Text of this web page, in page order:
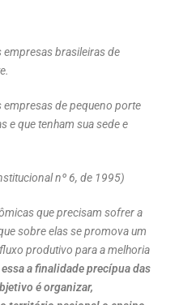
brasileiras de
de pequeno porte
e que tenham sua sede e
nº 6, de 1995)
que precisam sofrer a
sobre elas se promova um
produtivo para a melhoria
a finalidade precípua das
é organizar,